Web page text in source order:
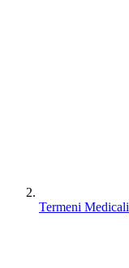
Termeni Medicali